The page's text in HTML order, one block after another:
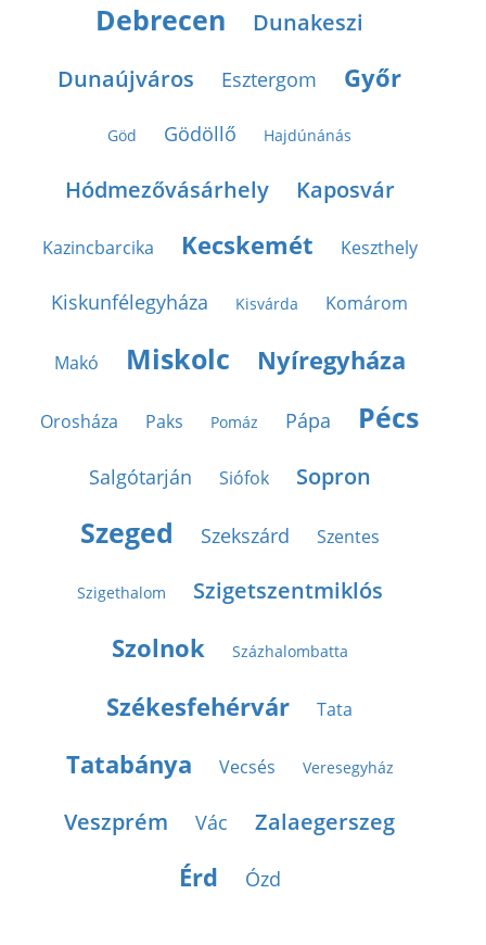
Debrecen
Dunakeszi
Dunaújváros
Esztergom Győr
Göd Gödöllő Hajdúnánás
Hódmezővásárhely Kaposvár
Kazincbarcika Kecskemét Keszthely
Kiskunfélegyháza Kisvárda Komárom
Makó Miskolc Nyíregyháza
Orosháza Paks Pomáz Pápa Pécs
Salgótarján Siófok Sopron
Szeged Szekszárd Szentes
Szigethalom Szigetszentmiklós
Szolnok Százhalombatta
Székesfehérvár Tata
Tatabánya Vecsés Veresegyház
Veszprém Vác Zalaegerszeg
Érd Ózd